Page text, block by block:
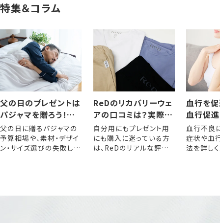
特集＆コラム
父の日のプレゼントは
パジャマを贈ろう！選
び方やおすすめアイテ
ム
父の日に贈るパジャマの
予算相場や、素材・デザイ
ン・サイズ選びの失敗しな
ReDのリカバリーウェ
アの口コミは？実際に
着用した人の評判・レ
ビュー
自分用にもプレゼント用
にも購入に迷っている方
は、ReDのリアルな評判
血行を
血行促
きるメリ
な方法
血行不良
症状や血
法を詳し